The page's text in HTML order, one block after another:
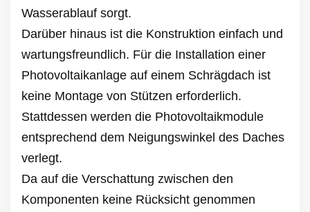
Wasserablauf sorgt.
Darüber hinaus ist die Konstruktion einfach und
wartungsfreundlich. Für die Installation einer
Photovoltaikanlage auf einem Schrägdach ist
keine Montage von Stützen erforderlich.
Stattdessen werden die Photovoltaikmodule
entsprechend dem Neigungswinkel des Daches
verlegt.
Da auf die Verschattung zwischen den
Komponenten keine Rücksicht genommen